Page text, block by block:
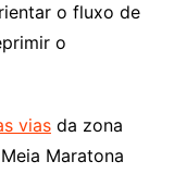
o fluxo de
o
viasda zona
Maratona